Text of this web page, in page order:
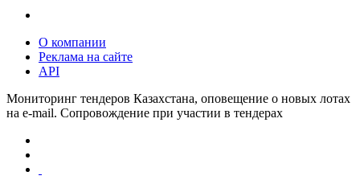
О компании
Реклама на сайте
API
Мониторинг тендеров Казахстана, оповещение о новых лотах
на e-mail. Сопровождение при участии в тендерах